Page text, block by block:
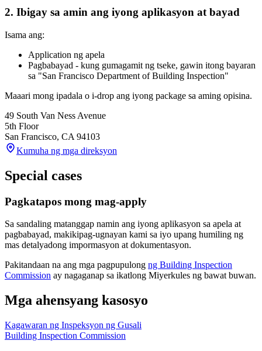
2. Ibigay sa amin ang iyong aplikasyon at bayad
Isama ang:
Application ng apela
Pagbabayad - kung gumagamit ng tseke, gawin itong bayaran
sa "San Francisco Department of Building Inspection"
Maaari mong ipadala o i-drop ang iyong package sa aming opisina.
49 South Van Ness Avenue
5th Floor
San Francisco, CA 94103
Kumuha ng mga direksyon
Special cases
Pagkatapos mong mag-apply
Sa sandaling matanggap namin ang iyong aplikasyon sa apela at
pagbabayad, makikipag-ugnayan kami sa iyo upang humiling ng
mas detalyadong impormasyon at dokumentasyon.
Pakitandaan na ang mga pagpupulong ng Building Inspection
Commission ay nagaganap sa ikatlong Miyerkules ng bawat buwan.
Mga ahensyang kasosyo
Kagawaran ng Inspeksyon ng Gusali
Building Inspection Commission